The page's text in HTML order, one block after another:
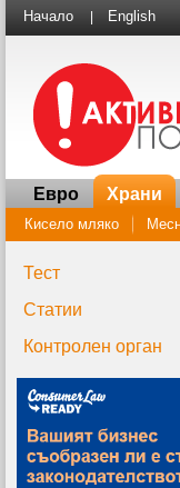
Начало English
Евро Храни
Кисело мляко
Тест
Статии
Контролен орган